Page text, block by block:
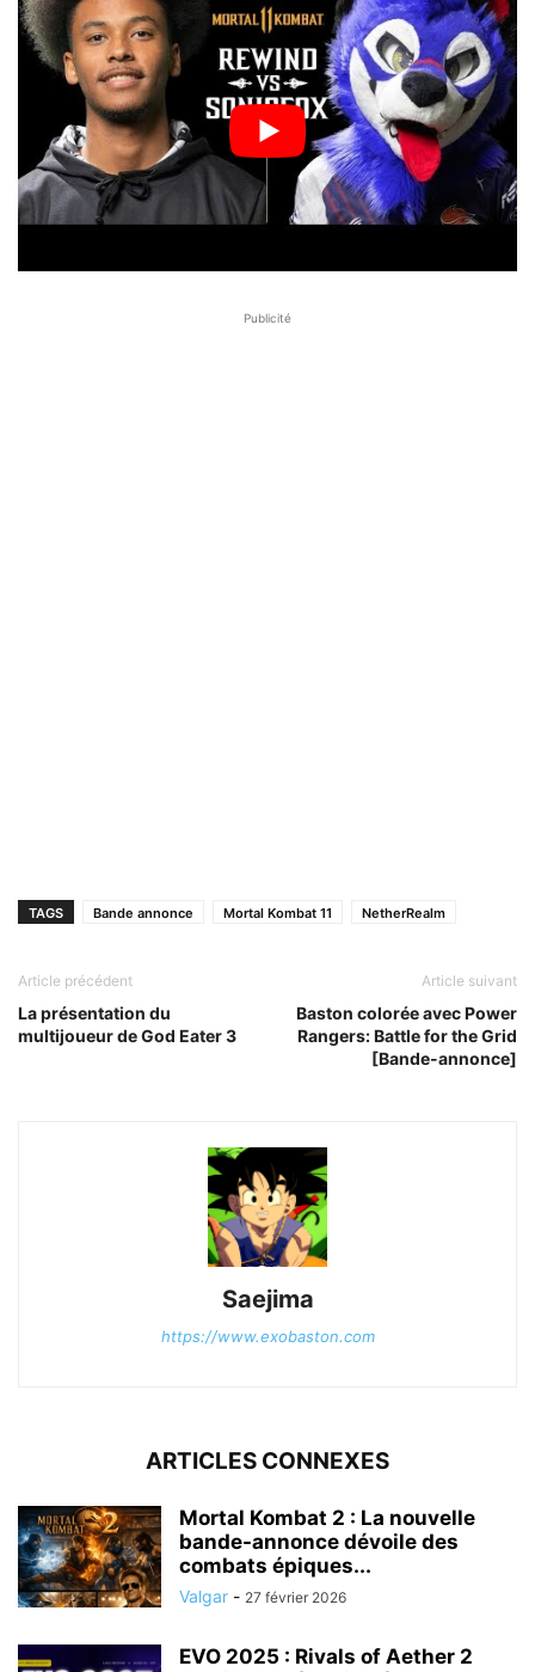
Publicité
TAGS Bande annonce Mortal Kombat 11 NetherRealm
Article précédent
La présentation du
multijoueur de God Eater 3
Article suivant
Baston colorée avec Power
Rangers: Battle for the Grid
[Bande-annonce]
Saejima
https://www.exobaston.com
ARTICLES CONNEXES
Mortal Kombat 2 : La nouvelle
bande-annonce dévoile des
combats épiques...
Valgar - 27 février 2026
EVO 2025 : Rivals of Aether 2